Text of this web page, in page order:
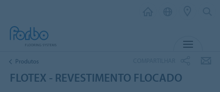
Produtos
FLOTEX - REVESTIMENTO FLOCADO